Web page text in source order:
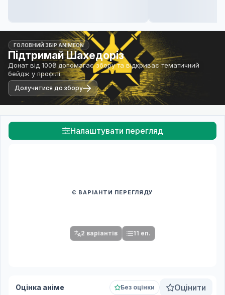
ГОЛОВНИЙ ЗБІР ANIMEON
Підтримай Шахедоріз
Донат від 100₴ допомагає збору та відкриває тематичний
бейдж у профілі.
Долучитися до збору
Налаштувати перегляд
Є ВАРІАНТИ ПЕРЕГЛЯДУ
2 варіантів 11 еп.
Оцінка аніме Без оцінки Оцінити